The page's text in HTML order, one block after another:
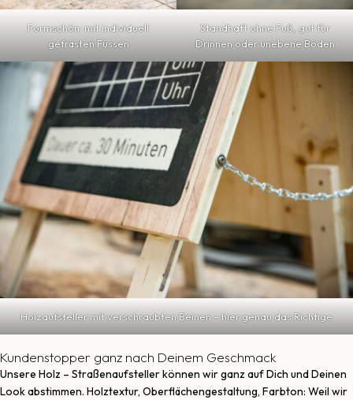
Formschön: mit individuell
gefrästen Füssen
Standhaft ohne Fuß, gut für
Drinnen oder unebene Böden
Holzaufsteller mit verschraubten Beinen – hier genau das Richtige
Kundenstopper ganz nach Deinem Geschmack
Unsere Holz – Straßenaufsteller können wir ganz auf Dich und Deinen
Look abstimmen. Holztextur, Oberflächengestaltung, Farbton: Weil wir